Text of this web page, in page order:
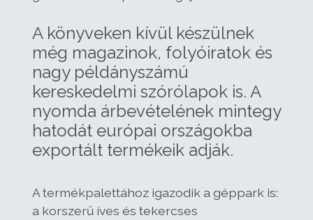
A könyveken kívül készülnek
még magazinok, folyóiratok és
nagy példányszámú
kereskedelmi szórólapok is. A
nyomda árbevételének mintegy
hatodát európai országokba
exportált termékeik adják.
A termékpalettához igazodik a géppark is:
a korszerű íves és tekercses